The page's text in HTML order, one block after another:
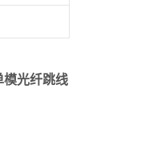
光纤跳线